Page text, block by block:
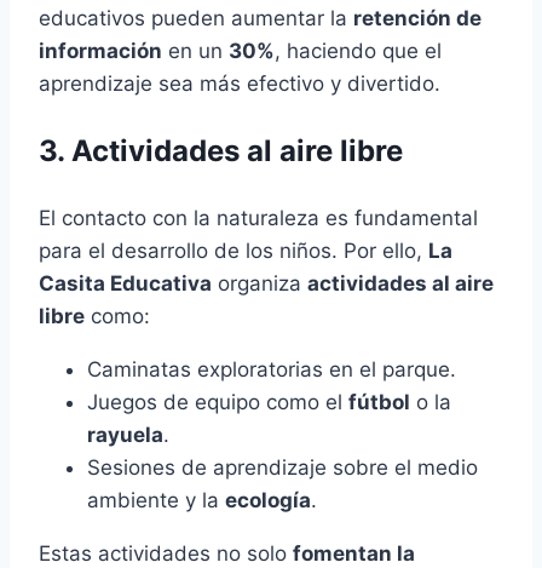
educativos pueden aumentar la retención de
información en un 30%, haciendo que el
aprendizaje sea más efectivo y divertido.
3. Actividades al aire libre
El contacto con la naturaleza es fundamental
para el desarrollo de los niños. Por ello, La
Casita Educativa organiza actividades al aire
libre como:
Caminatas exploratorias en el parque.
Juegos de equipo como el fútbol o la
rayuela.
Sesiones de aprendizaje sobre el medio
ambiente y la ecología.
Estas actividades no solo fomentan la